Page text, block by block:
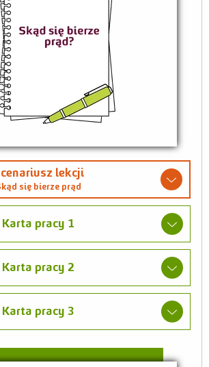
lekcji
się bierze prąd
Karta pracy 1
Karta pracy 2
Karta pracy 3